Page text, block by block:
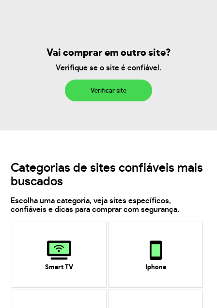
Vai comprar em outro site?
Verifique se o site é confiável.
Verificar site
Categorias de sites confiáveis mais
buscados
Escolha uma categoria, veja sites específicos,
confiáveis e dicas para comprar com segurança.
Smart TV Iphone